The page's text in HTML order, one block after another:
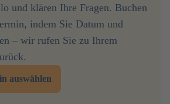
und klären Ihre Fragen. Buchen
indem Sie Datum und
– wir rufen Sie zu Ihrem
auswählen